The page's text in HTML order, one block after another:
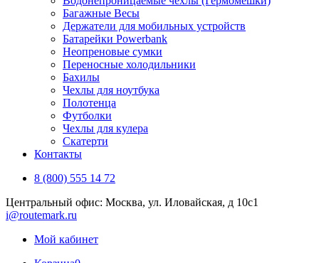
Багажные Весы
Держатели для мобильных устройств
Батарейки Powerbank
Неопреновые сумки
Переносные холодильники
Бахилы
Чехлы для ноутбука
Полотенца
Футболки
Чехлы для кулера
Скатерти
Контакты
8 (800) 555 14 72
Центральный офис: Москва, ул. Иловайская, д 10с1
i@routemark.ru
Мой кабинет